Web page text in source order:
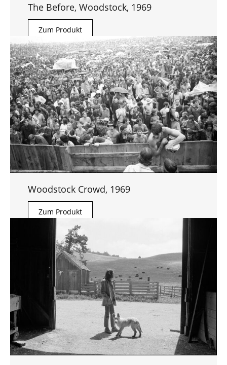
The Before, Woodstock, 1969
Zum Produkt
Woodstock Crowd, 1969
Zum Produkt